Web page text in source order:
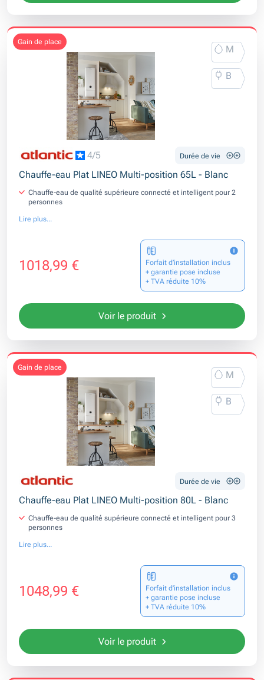
gain de place
M
B
4/5 Durée de vie
Chauffe-eau Plat LINEO Multi-position 65L - Blanc
Chauffe-eau de qualité supérieure connecté et intelligent pour 2
personnes
Lire plus...
1018,99 €
Forfait d’installation inclus
+ garantie pose incluse
+ TVA réduite 10%
Voir le produit
gain de place
M
B
Durée de vie
Chauffe-eau Plat LINEO Multi-position 80L - Blanc
Chauffe-eau de qualité supérieure connecté et intelligent pour 3
personnes
Lire plus...
1048,99 €
Forfait d’installation inclus
+ garantie pose incluse
+ TVA réduite 10%
Voir le produit